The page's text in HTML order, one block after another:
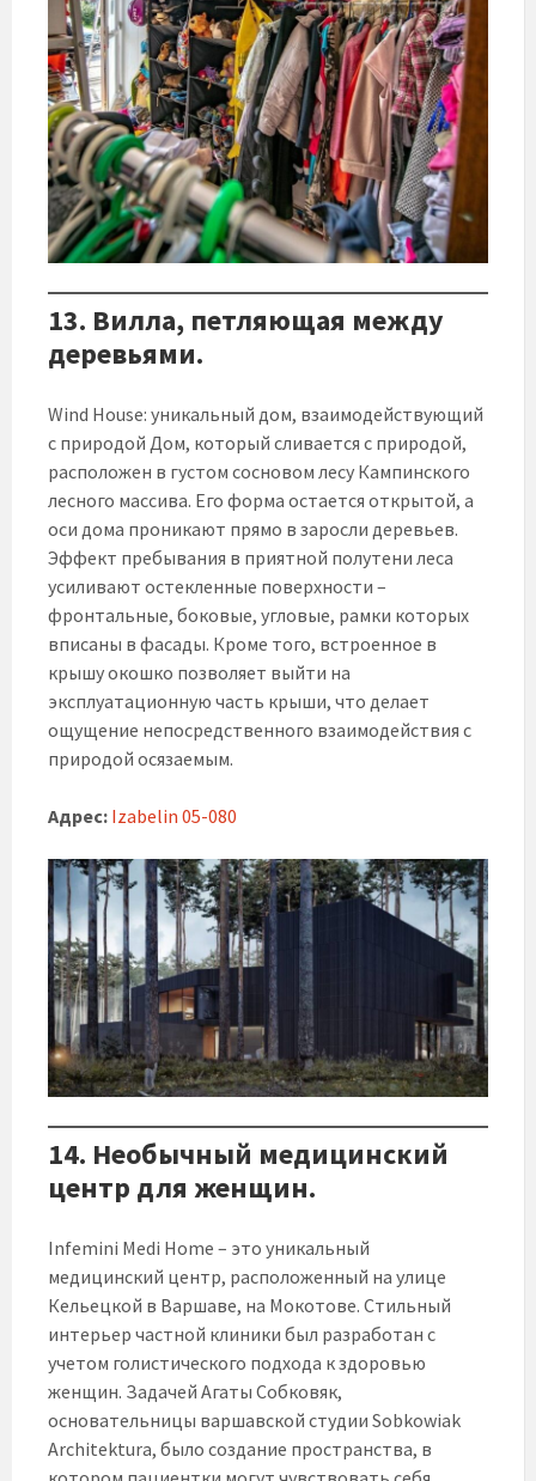
13. Вилла, петляющая между
деревьями.
Wind House: уникальный дом, взаимодействующий
с природой Дом, который сливается с природой,
расположен в густом сосновом лесу Кампинского
лесного массива. Его форма остается открытой, а
оси дома проникают прямо в заросли деревьев.
Эффект пребывания в приятной полутени леса
усиливают остекленные поверхности –
фронтальные, боковые, угловые, рамки которых
вписаны в фасады. Кроме того, встроенное в
крышу окошко позволяет выйти на
эксплуатационную часть крыши, что делает
ощущение непосредственного взаимодействия с
природой осязаемым.
Адрес: Izabelin 05-080
14. Необычный медицинский
центр для женщин.
Infemini Medi Home – это уникальный
медицинский центр, расположенный на улице
Кельецкой в Варшаве, на Мокотове. Стильный
интерьер частной клиники был разработан с
учетом голистического подхода к здоровью
женщин. Задачей Агаты Собковяк,
основательницы варшавской студии Sobkowiak
Architektura, было создание пространства, в